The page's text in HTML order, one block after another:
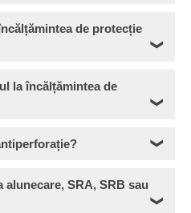
de protecție
❯
la încălțămintea de
❯
❯
alunecare, SRA, SRB sau
❯